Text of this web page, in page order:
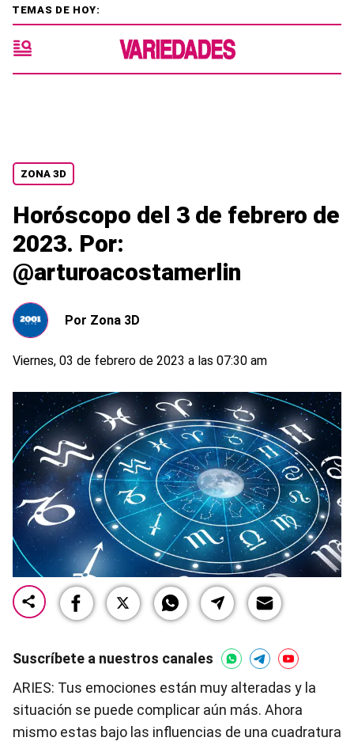
ZONA 3D
Horóscopo del 3 de febrero de
2023. Por:
@arturoacostamerlin
Por Zona 3D
Viernes, 03 de febrero de 2023 a las 07:30 am
Suscríbete a nuestros canales
ARIES: Tus emociones están muy alteradas y la
situación se puede complicar aún más. Ahora
mismo estas bajo las influencias de una cuadratura
TEMAS DE HOY: